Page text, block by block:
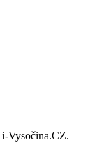
Vysočina.CZ.